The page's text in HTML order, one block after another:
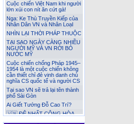
Cuộc chiến Việt Nam khi người
lớn xúi con nít ăn cứt gà!
Nga: Ke Thù Truyền Kiếp của
Nhân Dân VN và Nhân LoạI
NHÌN LẠI THỜI PHÁP THUỘC
TẠI SAO NGÀY CÀNG NHIỀU
NGƯỜI MỸ VÀ VN RỜI BỎ
NƯỚC MỸ
Cuộc chiến chống Pháp 1945–
1954 là một cuộc chiến không
cần thiết chỉ đẻ vinh danh chủ
nghĩa CS quốc tế và người CS
Tại sao VN sẽ trả lại tên thành
phố Sài Gòn
Ai Giết Tướng Đỗ Cao Trí?
🇻🇳 ĐỆ NHẤT CỘNG HÒA
Thêm nhận thức về 6 chữ
‘Độc lập-Tự do-Hạnh phúc’
trong Quốc hiệu CHXHCN Việt
Nam [Đã đọc: 519 lần]